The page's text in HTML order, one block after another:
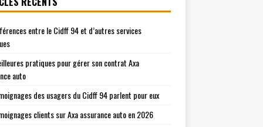
entre le Cidff 94 et d’autres services
pratiques pour gérer son contrat Axa
auto
des usagers du Cidff 94 parlent pour eux
clients sur Axa assurance auto en 2026